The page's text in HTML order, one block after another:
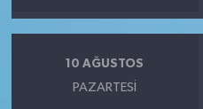
10 AĞUSTOS
PAZARTESI